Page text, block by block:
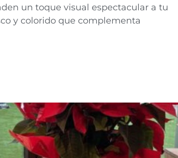
un toque visual espectacular a tu
y colorido que complementa